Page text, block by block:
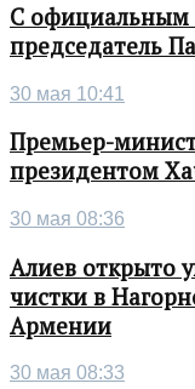
С официальным
председатель
30 мая 10:41
Премьер-
президентом
30 мая 08:36
Алиев открыто
чистки в
Армении
30 мая 08:33